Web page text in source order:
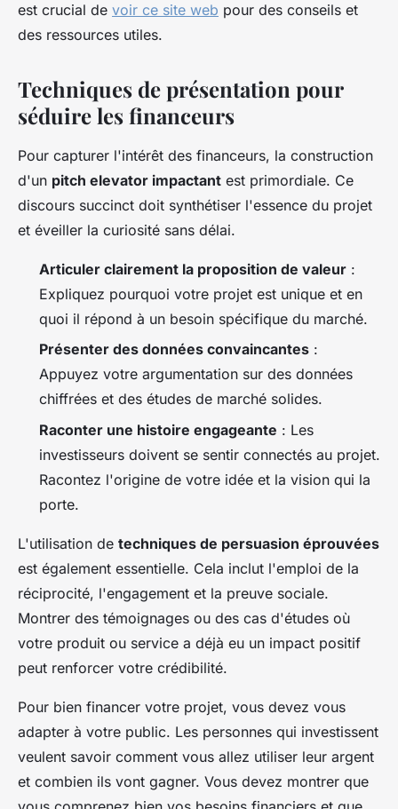
est crucial de voir ce site web pour des conseils et
des ressources utiles.
Techniques de présentation pour
séduire les financeurs
Pour capturer l'intérêt des financeurs, la construction
d'un pitch elevator impactant est primordiale. Ce
discours succinct doit synthétiser l'essence du projet
et éveiller la curiosité sans délai.
Articuler clairement la proposition de valeur :
Expliquez pourquoi votre projet est unique et en
quoi il répond à un besoin spécifique du marché.
Présenter des données convaincantes :
Appuyez votre argumentation sur des données
chiffrées et des études de marché solides.
Raconter une histoire engageante : Les
investisseurs doivent se sentir connectés au projet.
Racontez l'origine de votre idée et la vision qui la
porte.
L'utilisation de techniques de persuasion éprouvées
est également essentielle. Cela inclut l'emploi de la
réciprocité, l'engagement et la preuve sociale.
Montrer des témoignages ou des cas d'études où
votre produit ou service a déjà eu un impact positif
peut renforcer votre crédibilité.
Pour bien financer votre projet, vous devez vous
adapter à votre public. Les personnes qui investissent
veulent savoir comment vous allez utiliser leur argent
et combien ils vont gagner. Vous devez montrer que